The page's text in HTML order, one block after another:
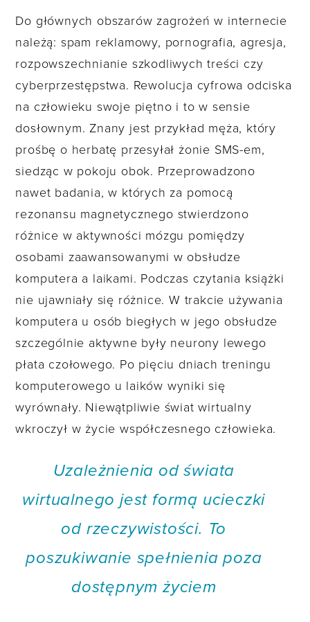
Do głównych obszarów zagrożeń w internecie
należą: spam reklamowy, pornografia, agresja,
rozpowszechnianie szkodliwych treści czy
cyberprzestępstwa. Rewolucja cyfrowa odciska
na człowieku swoje piętno i to w sensie
dosłownym. Znany jest przykład męża, który
prośbę o herbatę przesyłał żonie SMS-em,
siedząc w pokoju obok. Przeprowadzono
nawet badania, w których za pomocą
rezonansu magnetycznego stwierdzono
różnice w aktywności mózgu pomiędzy
osobami zaawansowanymi w obsłudze
komputera a laikami. Podczas czytania książki
nie ujawniały się różnice. W trakcie używania
komputera u osób biegłych w jego obsłudze
szczególnie aktywne były neurony lewego
płata czołowego. Po pięciu dniach treningu
komputerowego u laików wyniki się
wyrównały. Niewątpliwie świat wirtualny
wkroczył w życie współczesnego człowieka.
Uzależnienia od świata
wirtualnego jest formą ucieczki
od rzeczywistości. To
poszukiwanie spełnienia poza
dostępnym życiem